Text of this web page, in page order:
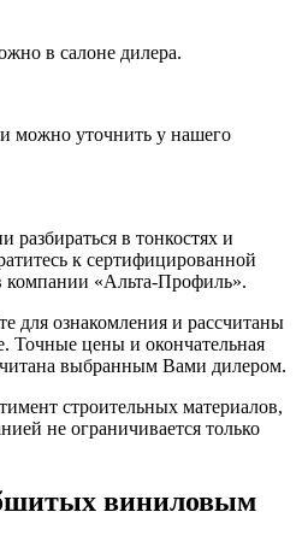
в салоне дилера.
можно уточнить у нашего
разбираться в тонкостях и
к сертифицированной
компании «Альта-Профиль».
для ознакомления и рассчитаны
Точные цены и окончательная
выбранным Вами дилером.
строительных материалов,
не ограничивается только
виниловым